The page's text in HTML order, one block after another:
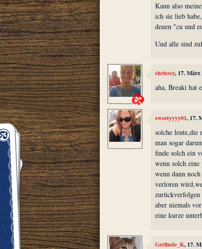
Kann also
ich sie lieb
denen "cu und
Und alle sind
chrisssy, 17. März
aha, Breaki hat
sweetyyyy01, 17.
solche leute,die
man sogar
finde solch ein
wenn solch
wenn dann
verloren
aber niemals
eine kurze
Gerlinde_K, 17.